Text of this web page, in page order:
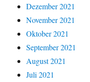
Dezember 2021
November 2021
Oktober 2021
September 2021
August 2021
Juli 2021